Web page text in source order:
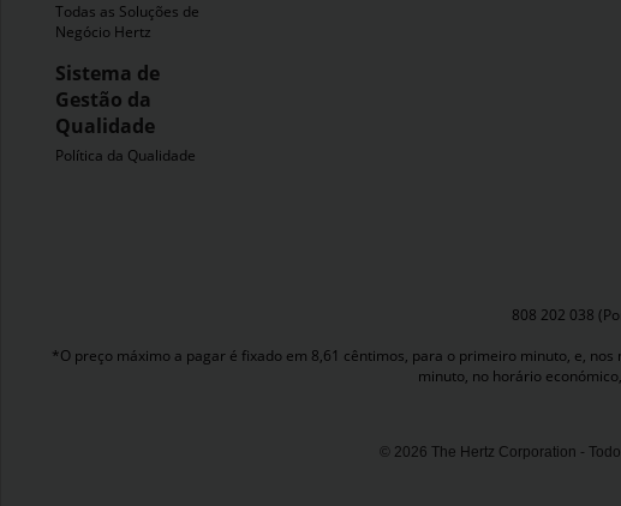
Todas as Soluções de
Negócio Hertz
Sistema de
Gestão da
Qualidade
Política da Qualidade
808 202 038
*O preço máximo a pagar é fixado em 8,61 cêntimos, para o primeiro minuto, e,
minuto, no horário
© 2026 The Hertz Corporation -